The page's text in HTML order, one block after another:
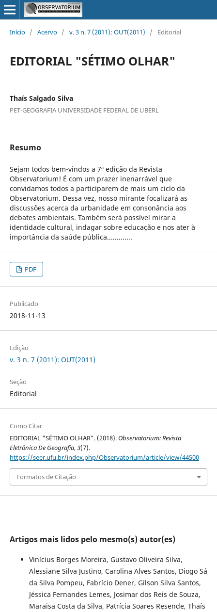
Início / Acervo / v. 3 n. 7 (2011): OUT(2011) / Editorial
EDITORIAL "SÉTIMO OLHAR"
Thaís Salgado Silva
PET-GEOGRAFIA UNIVERSIDADE FEDERAL DE UBERL
Resumo
Sejam todos bem-vindos a 7ª edição da Revista
Observatorium! É com um prazer inenarrável que
convidamos todos a participarem de mais um ciclo da
Observatorium. Dessa vez, nosso mirante focalizará as
discussões acerca da urbanidade em consonância aos
debates ambientais. Também será possível mirar a
identidade cultural, indagar sobre educação e nos ater à
importância da saúde pública.............
PDF
Publicado
2018-11-13
Edição
v. 3 n. 7 (2011): OUT(2011)
Seção
Editorial
Como Citar
EDITORIAL "SÉTIMO OLHAR". (2018). Observatorium: Revista
Eletrônica De Geografia,3(7).
https://seer.ufu.br/index.php/Observatorium/article/view/44500
Formatos de Citação
Artigos mais lidos pelo mesmo(s) autor(es)
Vinícius Borges Moreira, Gustavo Oliveira Silva,
Alessiane Silva Justino, Carolina Alves Santos, Diogo Sá
da Silva Pompeu, Fabrício Dener, Gilson Silva Santos,
Jéssica Fernandes Lemes, Josimar dos Reis de Souza,
Maraisa Costa da Silva, Patrícia Soares Resende, Thaís